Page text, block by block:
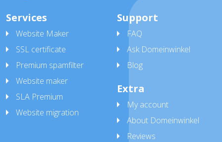
Services
Website Maker
SSL certificate
Premium spamfilter
Website maker
SLA Premium
Website migration
Support
FAQ
Ask Domeinwinkel
Blog
Extra
My account
About Domeinwinkel
Reviews